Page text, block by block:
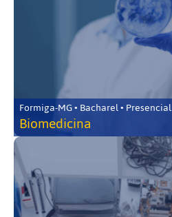
Formiga-MG • Bacharel • Presencial
Biomedicina